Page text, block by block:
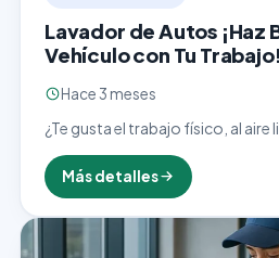
Lavador de Autos ¡Haz
Vehículo con Tu Trabajo!
Hace 3 meses
¿Te gusta el trabajo físico, al aire
inmediatos? Esta vacante como
para personas detallistas,
Más detalles